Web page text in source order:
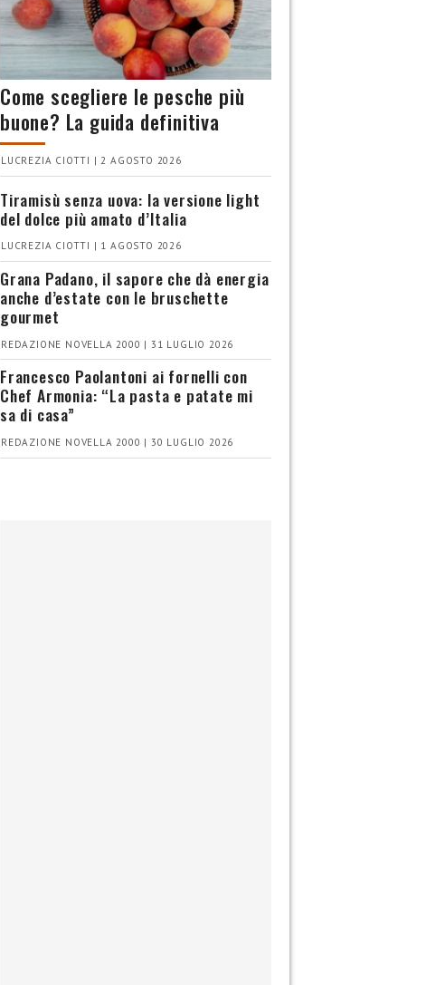
Come scegliere le pesche più
buone? La guida definitiva
LUCREZIA CIOTTI | 2 AGOSTO 2026
Tiramisù senza uova: la versione light
del dolce più amato d’Italia
LUCREZIA CIOTTI | 1 AGOSTO 2026
Grana Padano, il sapore che dà energia
anche d’estate con le bruschette
gourmet
REDAZIONE NOVELLA 2000 | 31 LUGLIO 2026
Francesco Paolantoni ai fornelli con
Chef Armonia: “La pasta e patate mi
sa di casa”
REDAZIONE NOVELLA 2000 | 30 LUGLIO 2026